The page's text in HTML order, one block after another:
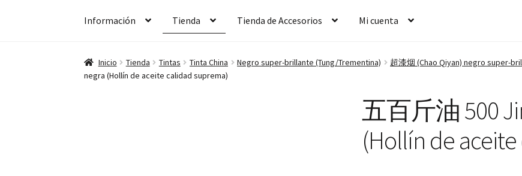
Información Tienda Tienda de Accesorios Mi cuenta
Inicio Tienda Tintas Tinta China Negro super-brillante (Tung/Trementina) 超漆烟 (Chao Qiyan) negro super-
negra (Hollín de aceite calidad suprema)
五百斤油 500
(Hollín de